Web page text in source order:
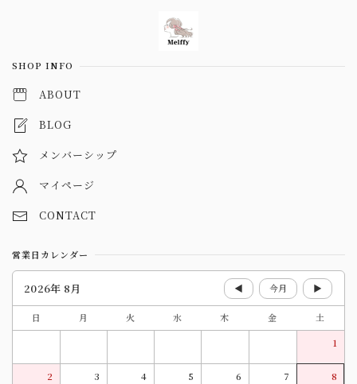
SHOP INFO
ABOUT
BLOG
メンバーシップ
マイページ
CONTACT
営業日カレンダー
2026年 8月 ◀ 今月 ▶
日 月 火 水 木 金
土
1
2 3 4 5 6 7 8